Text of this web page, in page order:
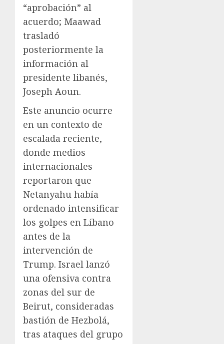
“aprobación” al
acuerdo; Maawad
trasladó
posteriormente la
información al
presidente libanés,
Joseph Aoun.
Este anuncio ocurre
en un contexto de
escalada reciente,
donde medios
internacionales
reportaron que
Netanyahu había
ordenado intensificar
los golpes en Líbano
antes de la
intervención de
Trump. Israel lanzó
una ofensiva contra
zonas del sur de
Beirut, consideradas
bastión de Hezbolá,
tras ataques del grupo